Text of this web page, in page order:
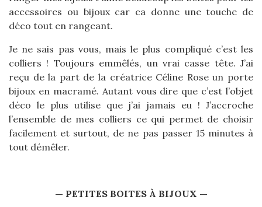
accessoires ou bijoux car ca donne une touche de
déco tout en rangeant.
Je ne sais pas vous, mais le plus compliqué c’est les
colliers ! Toujours emmêlés, un vrai casse tête. J’ai
reçu de la part de la créatrice Céline Rose un porte
bijoux en macramé. Autant vous dire que c’est l’objet
déco le plus utilise que j’ai jamais eu ! J’accroche
l’ensemble de mes colliers ce qui permet de choisir
facilement et surtout, de ne pas passer 15 minutes à
tout démêler.
— PETITES BOITES À BIJOUX —